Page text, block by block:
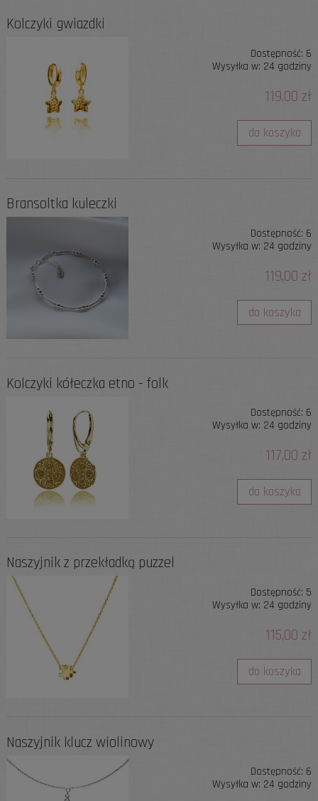
Kolczyki gwiazdki
Dostępność: 6
Wysyłka w: 24 godziny
119,00 zł
do koszyka
Bransoltka kuleczki
Dostępność: 6
Wysyłka w: 24 godziny
119,00 zł
do koszyka
Kolczyki kółeczka etno - folk
Dostępność: 6
Wysyłka w: 24 godziny
117,00 zł
do koszyka
Naszyjnik z przekładką puzzel
Dostępność: 5
Wysyłka w: 24 godziny
115,00 zł
do koszyka
Naszyjnik klucz wiolinowy
Dostępność: 6
Wysyłka w: 24 godziny